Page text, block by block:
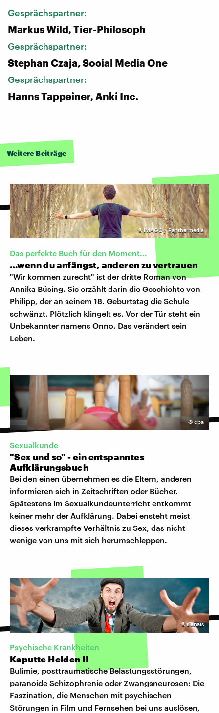
Gesprächspartner:
Markus Wild, Tier-Philosoph
Gesprächspartner:
Stephan Czaja, Social Media One
Gesprächspartner:
Hanns Tappeiner, Anki Inc.
Weitere Beiträge
©IMAGO / Panthermedia
Das perfekte Buch für den Moment...
…wenn du anfängst, anderen zu vertrauen
"Wir kommen zurecht" ist der dritte Roman von
Annika Büsing. Sie erzählt darin die Geschichte von
Philipp, der an seinem 18. Geburtstag die Schule
schwänzt. Plötzlich klingelt es. Vor der Tür steht ein
Unbekannter namens Onno. Das verändert sein
Leben.
©dpa
Sexualkunde
"Sex und so" - ein entspanntes
Aufklärungsbuch
Bei den einen übernehmen es die Eltern, anderen
informieren sich in Zeitschriften oder Bücher.
Spätestens im Sexualkundeunterricht entkommt
keiner mehr der Aufklärung. Dabei ensteht meist
dieses verkrampfte Verhältnis zu Sex, das nicht
wenige von uns mit sich herumschleppen.
©sïanaïs
Psychische Krankheiten
Kaputte Helden II
Bulimie, posttraumatische Belastungsstörungen,
paranoide Schizophrenie oder Zwangsneurosen: Die
Faszination, die Menschen mit psychischen
Störungen in Film und Fernsehen bei uns auslösen,